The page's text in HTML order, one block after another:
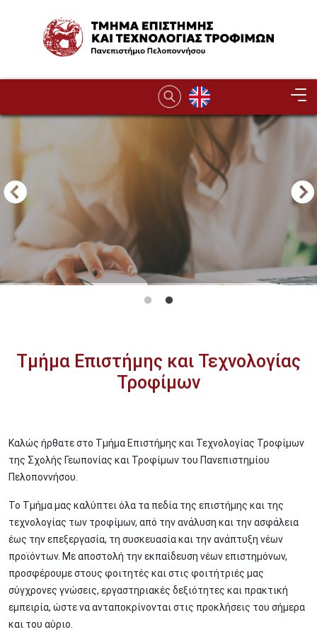
Image
Τμήμα Επιστήμης και Τεχνολογίας
Τροφίμων
Καλώς ήρθατε στο Τμήμα Επιστήμης και Τεχνολογίας Τροφίμων
της Σχολής Γεωπονίας και Τροφίμων του Πανεπιστημίου
Πελοποννήσου.
Το Τμήμα μας καλύπτει όλα τα πεδία της επιστήμης και της
τεχνολογίας των τροφίμων, από την ανάλυση και την ασφάλεια
έως την επεξεργασία, τη συσκευασία και την ανάπτυξη νέων
προϊόντων. Με αποστολή την εκπαίδευση νέων επιστημόνων,
προσφέρουμε στους φοιτητές και στις φοιτήτριές μας
σύγχρονες γνώσεις, εργαστηριακές δεξιότητες και πρακτική
εμπειρία, ώστε να ανταποκρίνονται στις προκλήσεις του σήμερα
και του αύριο.